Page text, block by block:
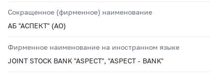
Сокращенное (фирменное) наименование
АБ "АСПЕКТ" (АО)
Фирменное наименование на иностранном языке
JOINT STOCK BANK "ASPECT", "ASPECT - BANK"